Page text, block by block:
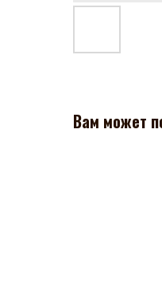
Вам может